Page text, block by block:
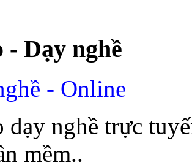
- Dạy nghề
- Online
dạy nghề trực
mềm..